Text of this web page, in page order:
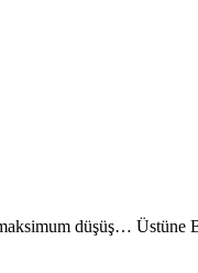
düşüş… Üstüne